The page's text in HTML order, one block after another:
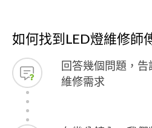
如何找到LED燈維修師
回答幾個問題，告
維修需求